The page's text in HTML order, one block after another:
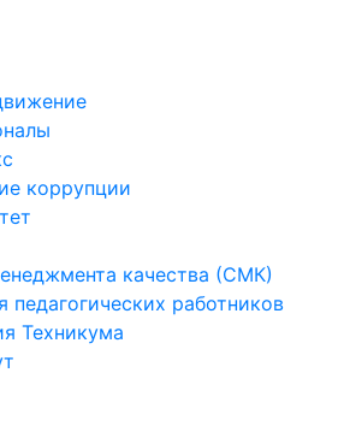
коррупции
качества (СМК)
педагогических работников
Техникума